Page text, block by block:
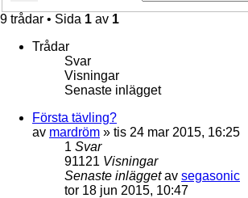
9 trådar • Sida 1 av 1
Trådar
Svar
Visningar
Senaste inlägget
Första tävling?
av mardröm » tis 24 mar 2015, 16:25
1 Svar
91121 Visningar
Senaste inläggetav segasonic
tor 18 jun 2015, 10:47